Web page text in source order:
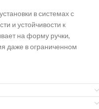
в системах с
и устойчивости к
на форму ручки,
даже в ограниченном